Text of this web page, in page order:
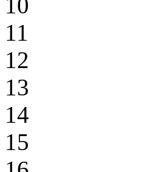
11
12
13
14
15